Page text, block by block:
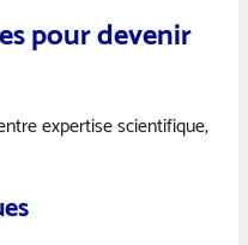
pour devenir
expertise scientifique,